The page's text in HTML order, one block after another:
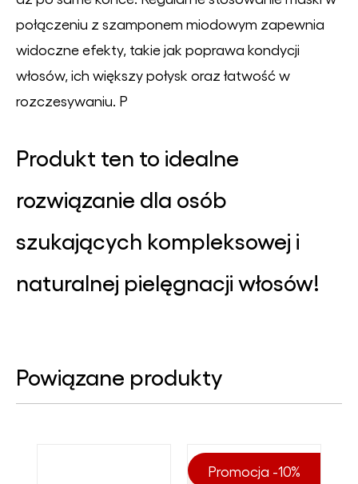
połączeniu z szamponem miodowym zapewnia
widoczne efekty, takie jak poprawa kondycji
włosów, ich większy połysk oraz łatwość w
rozczesywaniu. P
Produkt ten to idealne
rozwiązanie dla osób
szukających kompleksowej i
naturalnej pielęgnacji włosów!
Powiązane produkty
Promocja -10%